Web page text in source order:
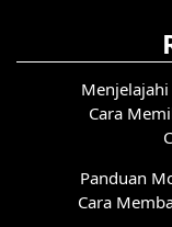
Cara
Panduan
Cara